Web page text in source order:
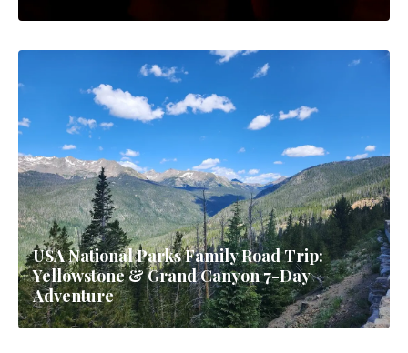
USA National Parks Family Road Trip:
Yellowstone & Grand Canyon 7-Day
Adventure